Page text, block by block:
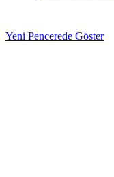
Yeni Pencerede Göster